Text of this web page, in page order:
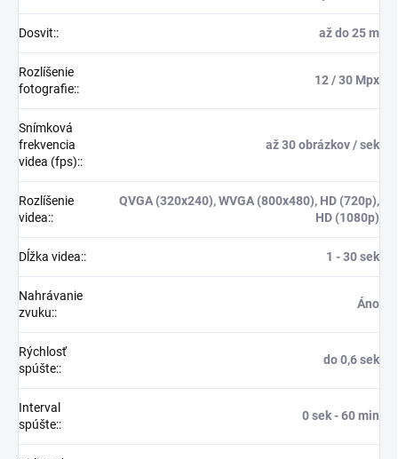
Dosvit:: až do 25 m
Rozlíšenie
fotografie::
12 / 30 Mpx
Snímková
frekvencia
videa (fps)::
až 30 obrázkov / sek
Rozlíšenie
videa::
QVGA (320x240), WVGA (800x480), HD (720p),
HD (1080p)
Dĺžka videa:: 1 - 30 sek
Nahrávanie
zvuku::
Áno
Rýchlosť
spúšte::
do 0,6 sek
Interval
spúšte::
0 sek - 60 min